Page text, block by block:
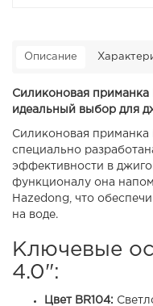
Описание
Силиконовая приманка
идеальный выбор для
Силиконовая
специально
эффективности в
функционалу она
Hazedong, что
на воде.
Ключевые
4.0":
Цвет BR104: